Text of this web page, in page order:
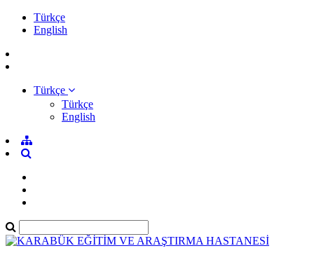
Türkçe
English
Türkçe
Türkçe
English